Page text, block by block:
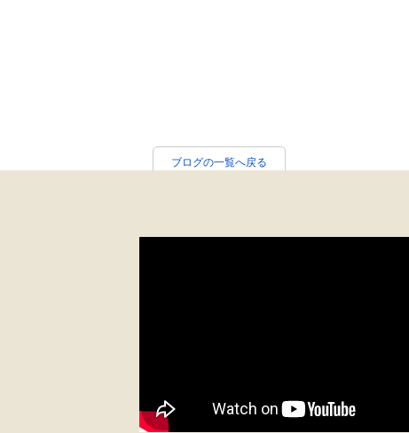
ブログの一覧へ戻る